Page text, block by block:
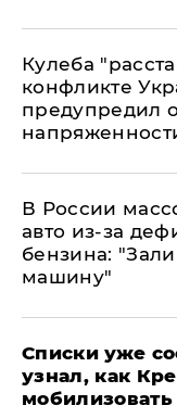
Кулеба
конфликте
предупредил
В России
авто из-за
бензина:
машину"
Списки уже
узнал, как